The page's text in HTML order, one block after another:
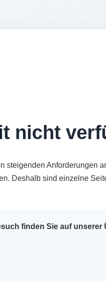
nicht
steigenden Anforderungen
Deshalb sind einzelne
finden Sie auf unserer